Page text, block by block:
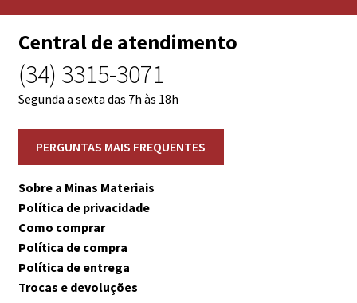
Central de atendimento
(34) 3315-3071
Segunda a sexta das 7h às 18h
Sobre a Minas Materiais
Política de privacidade
Como comprar
Política de compra
Política de entrega
Trocas e devoluções